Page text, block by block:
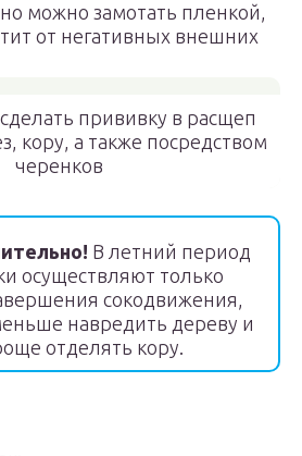
можно замотать пленкой,
от негативных внешних
прививку в расщеп
кору, а также посредством
черенков
В летний период
осуществляют только
сокодвижения,
навредить дереву и
отделять кору.